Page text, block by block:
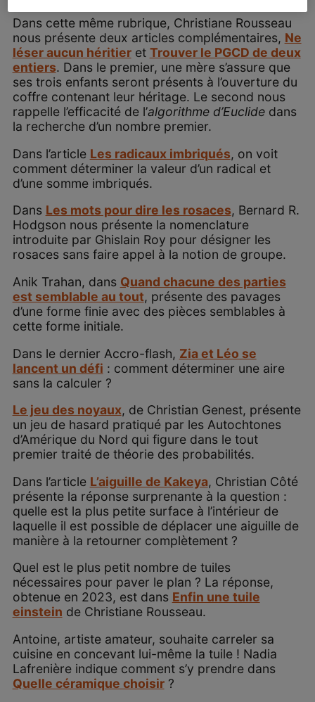
Dans cette même rubrique, Christiane Rousseau
nous présente deux articles complémentaires, Ne
léser aucun héritieret Trouver le PGCD de deux
entiers. Dans le premier, une mère s’assure que
ses trois enfants seront présents à l’ouverture du
coffre contenant leur héritage. Le second nous
rappelle l’efficacité de l’algorithme d’Euclidedans
la recherche d’un nombre premier.
Dans l’article Les radicaux imbriqués, on voit
comment déterminer la valeur d’un radical et
d’une somme imbriqués.
Dans Les mots pour dire les rosaces, Bernard R.
Hodgson nous présente la nomenclature
introduite par Ghislain Roy pour désigner les
rosaces sans faire appel à la notion de groupe.
Anik Trahan, dans Quand chacune des parties
est semblable au tout, présente des pavages
d’une forme finie avec des pièces semblables à
cette forme initiale.
Dans le dernier Accro-flash, Zia et Léo se
lancent un défi : comment déterminer une aire
sans la calculer ?
Le jeu des noyaux, de Christian Genest, présente
un jeu de hasard pratiqué par les Autochtones
d’Amérique du Nord qui figure dans le tout
premier traité de théorie des probabilités.
Dans l’article L’aiguille de Kakeya, Christian Côté
présente la réponse surprenante à la question :
quelle est la plus petite surface à l’intérieur de
laquelle il est possible de déplacer une aiguille de
manière à la retourner complètement ?
Quel est le plus petit nombre de tuiles
nécessaires pour paver le plan ? La réponse,
obtenue en 2023, est dans Enfin une tuile
einstein de Christiane Rousseau.
Antoine, artiste amateur, souhaite carreler sa
cuisine en concevant lui-même la tuile ! Nadia
Lafrenière indique comment s’y prendre dans
Quelle céramique choisir?